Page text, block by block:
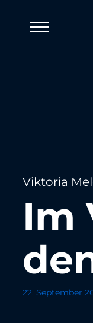
Viktoria
Im
22. September